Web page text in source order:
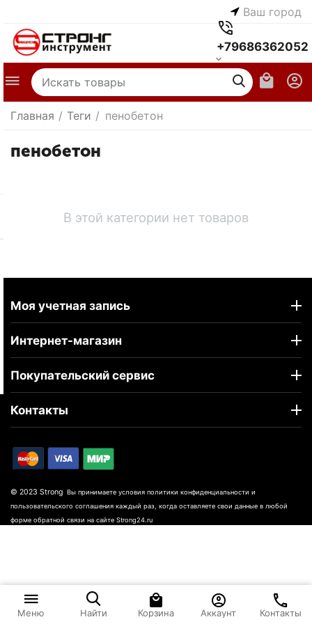
Ваш город
+79686362052
Главная / Теги / пенобетон
пенобетон
В этой категории нет товаров
Моя учетная запись
Интернет-магазин
Покупательский сервис
Контакты
© 2023 Strong Вы принимаете условия политики конфиденциальности и
пользовательского соглашения каждый раз, когда оставляете свои данные в любой
форме обратной связи на сайте Strong24.ru
Меню Найти Корзина Аккаунт Контакты